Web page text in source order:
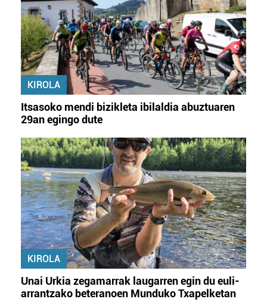
KIROLA
Itsasoko mendi bizikleta ibilaldia abuztuaren
29an egingo dute
KIROLA
Unai Urkia zegamarrak laugarren egin du euli-
arrantzako beteranoen Munduko Txapelketan